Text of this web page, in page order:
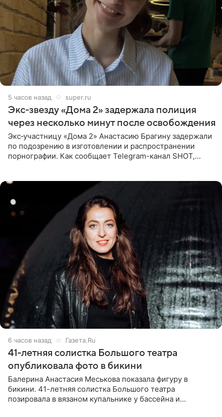
5 часов назад super.ru
Экс‑звезду «Дома 2» задержала полиция
через несколько минут после освобождения
Экс‑участницу «Дома 2» Анастасию Брагину задержали
по подозрению в изготовлении и распространении
порнографии. Как сообщает Telegram-канал SHOT,
6 часов назад Газета.Ru
41-летняя солистка Большого театра
опубликовала фото в бикини
Балерина Анастасия Меськова показала фигуру в
бикини. 41-летняя солистка Большого театра
позировала в вязаном купальнике у бассейна и